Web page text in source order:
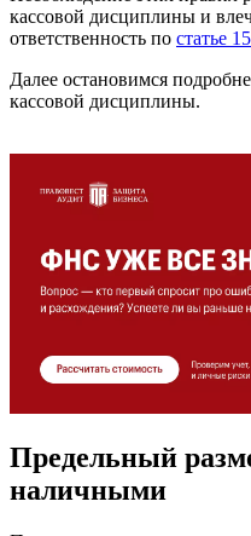
кассовой дисциплины и
ответственность по статье
Далее остановимся
кассовой дисциплины.
Предельный
наличными